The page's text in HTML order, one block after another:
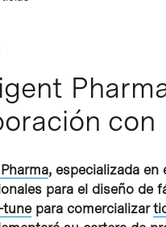
o ESC per cerrar
con
, especializada
para el diseño de
tunepara comercializar